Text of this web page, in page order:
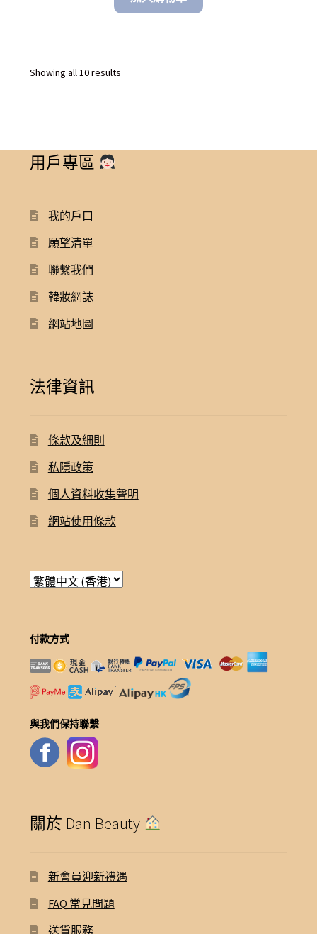
Showing all 10 resultsSorted
用戶專區
我的戶口
願望清單
聯繫我們
韓妝網誌
網站地圖
法律資訊
條款及細則
私隱政策
個人資料收集聲明
網站使用條款
付款方式
與我們保持聯繫
關於 Dan Beauty
新會員迎新禮遇
FAQ 常見問題
送貨服務